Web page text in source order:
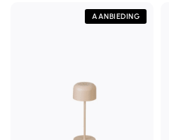
AANBIEDING